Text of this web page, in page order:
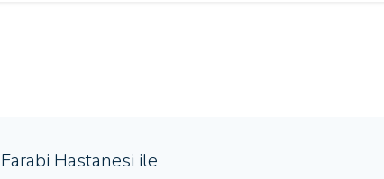
Farabi Hastanesi ile